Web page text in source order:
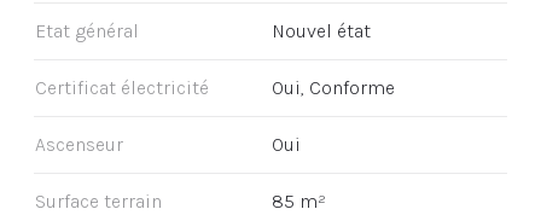
Etat général Nouvel état
Certificat électricité Oui, Conforme
Ascenseur Oui
Surface terrain 85 m²